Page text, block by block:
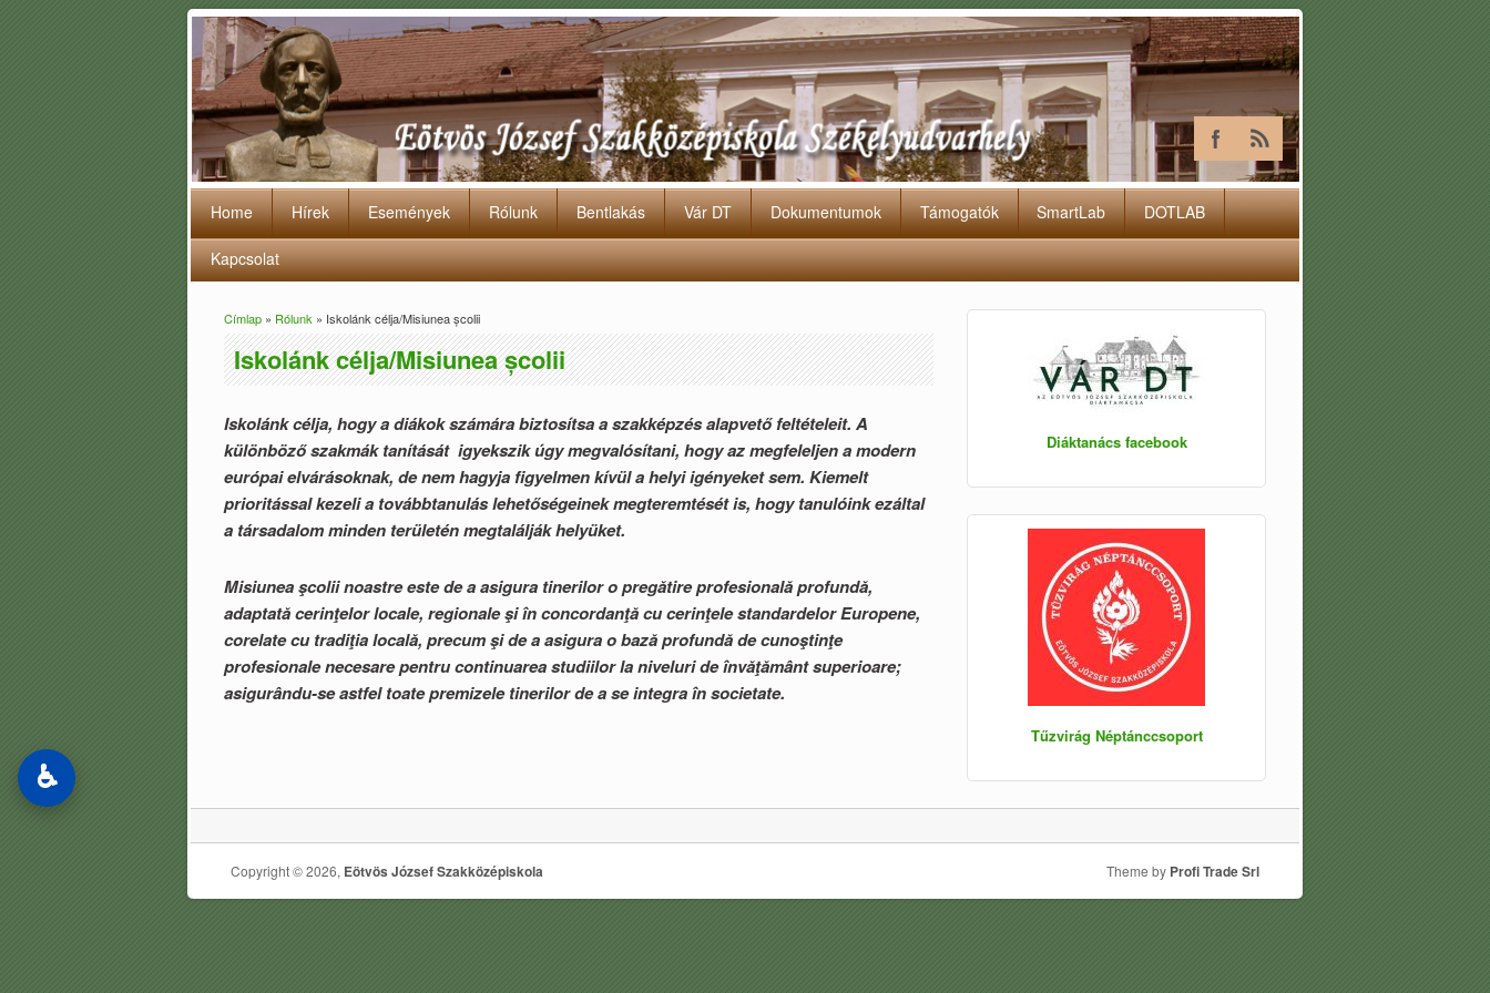
Home Hírek Események Rólunk Bentlakás Vár DT Dokumentumok Támogatók SmartLab DOTLAB
Kapcsolat
Jelenlegi hely
Címlap » Rólunk » Iskolánk célja/Misiunea școlii
Iskolánk célja/Misiunea școlii
Iskolánk célja, hogy a diákok számára biztosítsa a szakképzés alapvető feltételeit. A
különböző szakmák tanítását igyekszik úgy megvalósítani, hogy az megfeleljen a modern
európai elvárásoknak, de nem hagyja figyelmen kívül a helyi igényeket sem. Kiemelt
prioritással kezeli a továbbtanulás lehetőségeinek megteremtését is, hogy tanulóink ezáltal
a társadalom minden területén megtalálják helyüket.
Misiunea şcolii noastre este de a asigura tinerilor o pregătire profesională profundă,
adaptată cerinţelor locale, regionale şi în concordanţă cu cerinţele standardelor Europene,
corelate cu tradiţia locală, precum şi de a asigura o bază profundă de cunoştinţe
profesionale necesare pentru continuarea studiilor la niveluri de învăţământ superioare;
asigurându-se astfel toate premizele tinerilor de a se integra în societate.
Diáktanács facebook
Tűzvirág Néptánccsoport
Copyright © 2026, Eötvös József Szakközépiskola Theme by Profi Trade Srl
♿